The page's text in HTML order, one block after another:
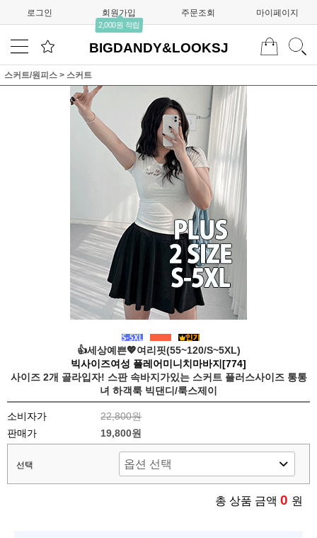
로그인 회원가입
2,000원 적립
주문조회 마이페이지
BIGDANDY&LOOKSJ
스커트/원피스 > 스커트
👍세상예쁜💖여리핏(55~120/S~5XL)
빅사이즈여성 플레어미니치마바지[774]
사이즈 2개 골라입자! 스판 속바지가있는 스커트 플러스사이즈 통통
녀 하객룩 빅댄디/룩스제이
소비자가
22,800원
판매가
19,800원
선택
총 상품 금액 0 원